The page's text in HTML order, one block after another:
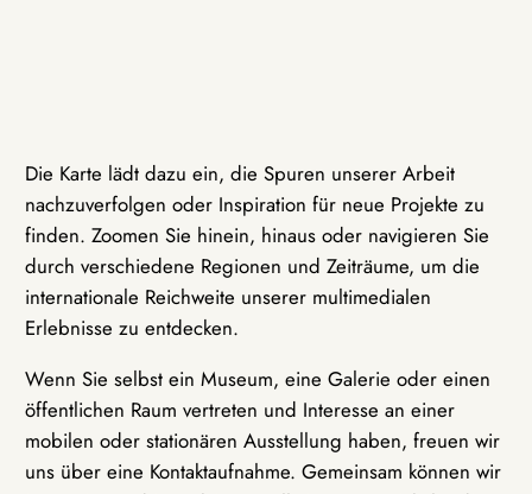
Die Karte lädt dazu ein, die Spuren unserer Arbeit
nachzuverfolgen oder Inspiration für neue Projekte zu
finden. Zoomen Sie hinein, hinaus oder navigieren Sie
durch verschiedene Regionen und Zeiträume, um die
internationale Reichweite unserer multimedialen
Erlebnisse zu entdecken.
Wenn Sie selbst ein Museum, eine Galerie oder einen
öffentlichen Raum vertreten und Interesse an einer
mobilen oder stationären Ausstellung haben, freuen wir
uns über eine Kontaktaufnahme. Gemeinsam können wir